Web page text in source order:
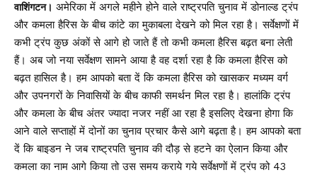
वाशिंगटन। अमेरिका में अगले महीने होने वाले राष्ट्रपति चुनाव में डोनाल्ड ट्रंप
और कमला हैरिस के बीच कांटे का मुकाबला देखने को मिल रहा है। सर्वेक्षणों में
कभी ट्रंप कुछ अंकों से आगे हो जाते हैं तो कभी कमला हैरिस बढ़त बना लेती
हैं। अब जो नया सर्वेक्षण सामने आया है वह दर्शा रहा है कि कमला हैरिस को
बढ़त हासिल है। हम आपको बता दें कि कमला हैरिस को खासकर मध्यम वर्ग
और उपनगरों के निवासियों के बीच काफी समर्थन मिल रहा है। हालांकि ट्रंप
और कमला के बीच अंतर ज्यादा नजर नहीं आ रहा है इसलिए देखना होगा कि
आने वाले सप्ताहों में दोनों का चुनाव प्रचार कैसे आगे बढ़ता है। हम आपको बता
दें कि बाइडन ने जब राष्ट्रपति चुनाव की दौड़ से हटने का ऐलान किया और
कमला का नाम आगे किया तो उस समय कराये गये सर्वेक्षणों में ट्रंप को 43